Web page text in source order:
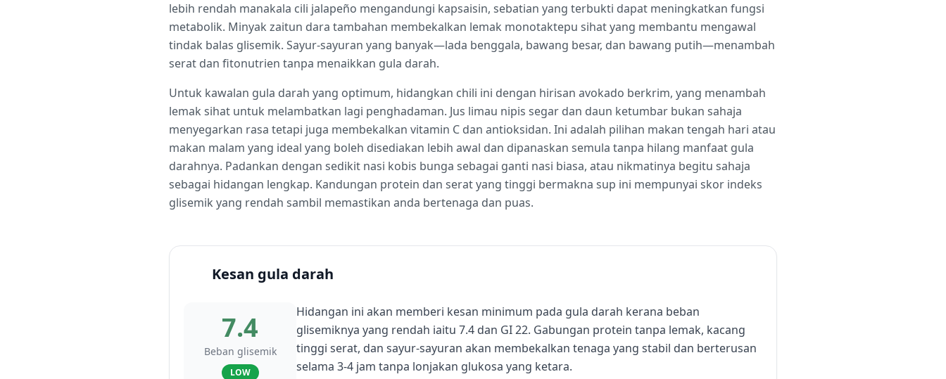
lebih rendah manakala cili jalapeño mengandungi kapsaisin, sebatian yang terbukti dapat meningkatkan fungsi
metabolik. Minyak zaitun dara tambahan membekalkan lemak monotaktepu sihat yang membantu mengawal
tindak balas glisemik. Sayur-sayuran yang banyak—lada benggala, bawang besar, dan bawang putih—menambah
serat dan fitonutrien tanpa menaikkan gula darah.
Untuk kawalan gula darah yang optimum, hidangkan chili ini dengan hirisan avokado berkrim, yang menambah
lemak sihat untuk melambatkan lagi penghadaman. Jus limau nipis segar dan daun ketumbar bukan sahaja
menyegarkan rasa tetapi juga membekalkan vitamin C dan antioksidan. Ini adalah pilihan makan tengah hari atau
makan malam yang ideal yang boleh disediakan lebih awal dan dipanaskan semula tanpa hilang manfaat gula
darahnya. Padankan dengan sedikit nasi kobis bunga sebagai ganti nasi biasa, atau nikmatinya begitu sahaja
sebagai hidangan lengkap. Kandungan protein dan serat yang tinggi bermakna sup ini mempunyai skor indeks
glisemik yang rendah sambil memastikan anda bertenaga dan puas.
Kesan gula darah
7.4
Beban glisemik
LOW
Hidangan ini akan memberi kesan minimum pada gula darah kerana beban
glisemiknya yang rendah iaitu 7.4 dan GI 22. Gabungan protein tanpa lemak, kacang
tinggi serat, dan sayur-sayuran akan membekalkan tenaga yang stabil dan berterusan
selama 3-4 jam tanpa lonjakan glukosa yang ketara.